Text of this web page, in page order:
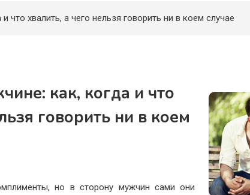
что хвалить, а чего нельзя говорить ни в коем случае
как, когда и что
говорить ни в коем
но в сторону мужчин сами они